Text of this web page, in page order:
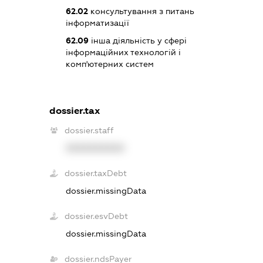
62.02консультування з питань
інформатизації
62.09інша діяльність у сфері
інформаційних технологій і
комп'ютерних систем
dossier.tax
dossier.staff
dossier.taxDebt
dossier.missingData
dossier.esvDebt
dossier.missingData
dossier.ndsPayer